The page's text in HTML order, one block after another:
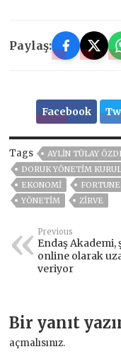
Paylaş:
Facebook
Tags AYLİN TÜLAY
DORUK YÖNETIM
EKONOMİ
YÖNETİM
ZİRVE
Previous
Endaş Akademi,
online olarak
veriyor
Bir yanıt
açmalısınız.